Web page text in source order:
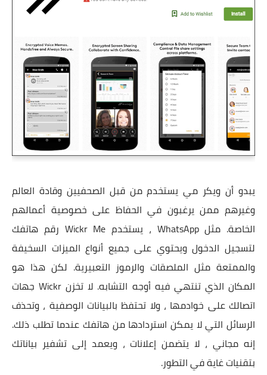
يبدو أن ويكر مي يستخدم من قبل الصحفيين وقادة العالم
وغيرهم ممن يرغبون في الحفاظ على خصوصية أعمالهم
الخاصة. مثل WhatsApp ، يستخدم Wickr Me رقم هاتفك
لتسجيل الدخول ويحتوي على جميع أنواع الميزات السخيفة
والممتعة مثل الملصقات والرموز التعبيرية. لكن هذا هو
المكان الذي تنتهي فيه أوجه التشابه. لا تخزن Wickr جهات
اتصالك على خوادمها ، ولا تحتفظ بالبيانات الوصفية ، وتحذف
الرسائل التي لا يمكن استردادها من هاتفك عندما تطلب ذلك.
إنه مجاني ، لا يتضمن إعلانات ، ويعمد إلى تشفير بياناتك
بتقنيات غاية في التطور.